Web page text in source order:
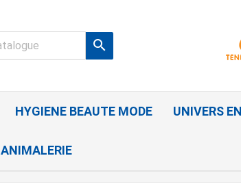

HYGIENE BEAUTE MODE UNIVERS
ANIMALERIE